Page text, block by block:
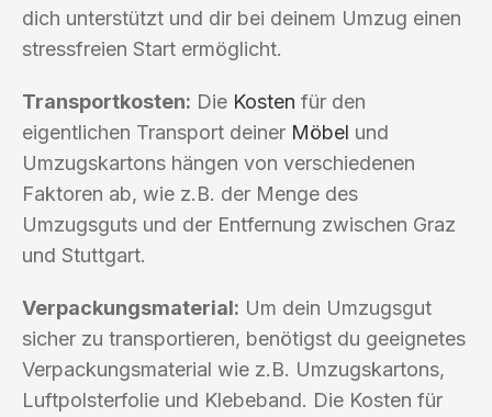
dich unterstützt und dir bei deinem Umzug einen
stressfreien Start ermöglicht.
Transportkosten: Die Kosten für den
eigentlichen Transport deiner Möbel und
Umzugskartons hängen von verschiedenen
Faktoren ab, wie z.B. der Menge des
Umzugsguts und der Entfernung zwischen Graz
und Stuttgart.
Verpackungsmaterial: Um dein Umzugsgut
sicher zu transportieren, benötigst du geeignetes
Verpackungsmaterial wie z.B. Umzugskartons,
Luftpolsterfolie und Klebeband. Die Kosten für